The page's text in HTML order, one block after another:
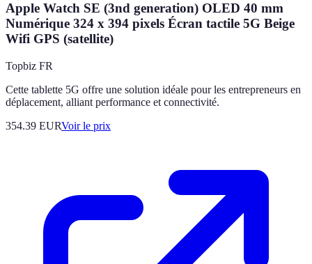
Apple Watch SE (3nd generation) OLED 40 mm
Numérique 324 x 394 pixels Écran tactile 5G Beige
Wifi GPS (satellite)
Topbiz FR
Cette tablette 5G offre une solution idéale pour les entrepreneurs en
déplacement, alliant performance et connectivité.
354.39 EURVoir le prix